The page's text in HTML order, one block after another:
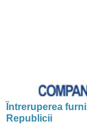
Întreruperea
Republicii